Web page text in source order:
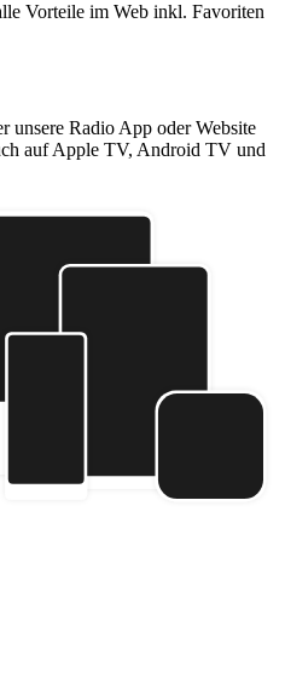
Vorteile im Web inkl. Favoriten
unsere Radio App oder Website
auf Apple TV, Android TV und